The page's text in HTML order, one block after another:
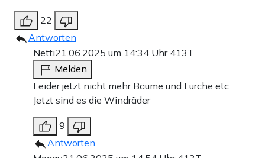
22
Antworten
Netti21.06.2025 um 14:34 Uhr 413T
Melden
Leider jetzt nicht mehr Bäume und Lurche etc.
Jetzt sind es die Windräder
9
Antworten